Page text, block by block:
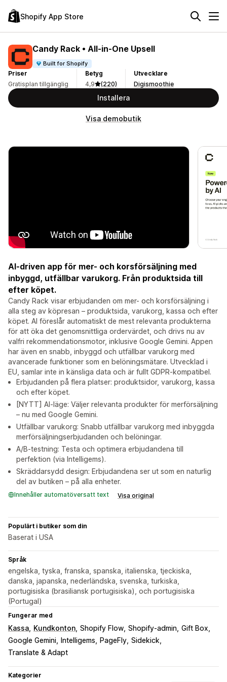
Shopify App Store
Candy Rack • All‑in‑One Upsell
Built for Shopify
Priser
Gratisplan tillgänglig
Betyg
4,9
(220)
Utvecklare
Digismoothie
Installera
Visa demobutik
AI-driven app för mer- och korsförsäljning med
inbyggd, utfällbar varukorg. Från produktsida till
efter köpet.
Candy Rack visar erbjudanden om mer- och korsförsäljning i
alla steg av köpresan – produktsida, varukorg, kassa och efter
köpet. AI föreslår automatiskt de mest relevanta produkterna
för att öka det genomsnittliga ordervärdet, och drivs nu av
valfri rekommendationsmotor, inklusive Google Gemini. Appen
har även en snabb, inbyggd och utfällbar varukorg med
avancerade funktioner som en belöningsmätare. Utvecklad i
EU, samlar inte in känsliga data och är fullt GDPR-kompatibel.
Erbjudanden på flera platser: produktsidor, varukorg, kassa
och efter köpet.
[NYTT] AI-läge: Väljer relevanta produkter för merförsäljning
– nu med Google Gemini.
Utfällbar varukorg: Snabb utfällbar varukorg med inbyggda
merförsäljningserbjudanden och belöningar.
A/B-testning: Testa och optimera erbjudandena till
perfektion (via Intelligems).
Skräddarsydd design: Erbjudandena ser ut som en naturlig
del av butiken – på alla enheter.
Innehåller automatöversatt text Visa original
Populärt i butiker som din
Baserat i USA
Språk
engelska, tyska, franska, spanska, italienska, tjeckiska,
danska, japanska, nederländska, svenska, turkiska,
portugisiska (brasiliansk portugisiska), och portugisiska
(Portugal)
Fungerar med
Kassa Kundkonton Shopify Flow Shopify-admin Gift Box
Google Gemini
Intelligems PageFly Sidekick
Translate & Adapt
Kategorier